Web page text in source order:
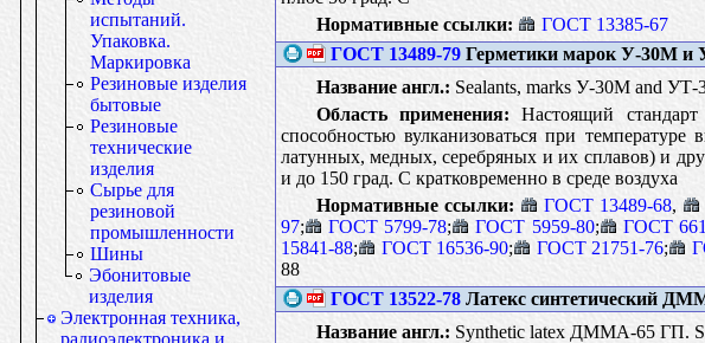
испытаний.
Упаковка.
Маркировка
Резиновые изделия
бытовые
Резиновые
технические
изделия
Сырье для
резиновой
промышленности
Шины
Эбонитовые
изделия
Электронная техника,
радиоэлектроника и
Нормативные ссылки:
ГОСТ 13385-67
ГОСТ 13489-79Герметики марок У-30М и
Название англ.: Sealants, marks У-30M and УТ-
Область применения: Настоящий
способностью вулканизоваться при
латунных, медных, серебряных и их сплавов) и
и до 150 град. С кратковременно в среде воздуха
Нормативные ссылки:
ГОСТ 13489-68,
97; ГОСТ 5799-78; ГОСТ 5959-80; ГОСТ
15841-88; ГОСТ 16536-90; ГОСТ 21751-76;
88
ГОСТ 13522-78Латекс синтетический
Название англ.: Synthetic latex ДMMA-65 ГП.